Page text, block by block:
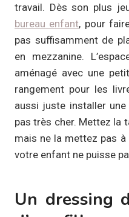
travail. Dès son plus
bureau enfant, pour
pas suffisamment de
en mezzanine.
aménagé avec une
rangement pour les
aussi juste installer
pas très cher. Mettez la
mais ne la mettez pas à
votre enfant ne puisse
Un dressing